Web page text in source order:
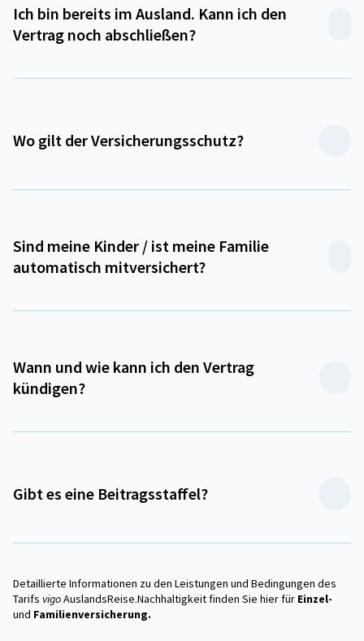
Ich bin bereits im Ausland. Kann ich den
Vertrag noch abschließen?
Wo gilt der Versicherungsschutz?
Sind meine Kinder / ist meine Familie
automatisch mitversichert?
Wann und wie kann ich den Vertrag
kündigen?
Gibt es eine Beitragsstaffel?
Detaillierte Informationen zu den Leistungen und Bedingungen des
Tarifs vigoAuslands­Reise.Nachhaltigkeit finden Sie hier für Einzel-
und Familienversicherung.